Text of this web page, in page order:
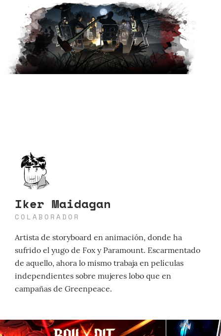
Iker Maidagan
COLABORADOR
Artista de storyboard en animación, donde ha
sufrido el yugo de Fox y Paramount. Escarmentado
de aquello, ahora lo mismo trabaja en películas
independientes sobre mujeres lobo que en
campañas de Greenpeace.